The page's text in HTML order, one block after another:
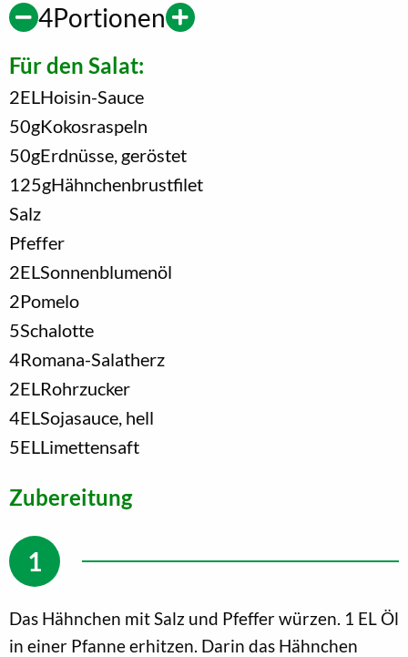
4Portionen
Für den Salat:
2EL Hoisin-Sauce
50gKokosraspeln
50gErdnüsse, geröstet
125gHähnchenbrustfilet
Salz
Pfeffer
2EL Sonnenblumenöl
2Pomelo
5Schalotte
4Romana-Salatherz
2EL Rohrzucker
4EL Sojasauce, hell
5EL Limettensaft
Zubereitung
Das Hähnchen mit Salz und Pfeffer würzen. 1 EL Öl
in einer Pfanne erhitzen. Darin das Hähnchen